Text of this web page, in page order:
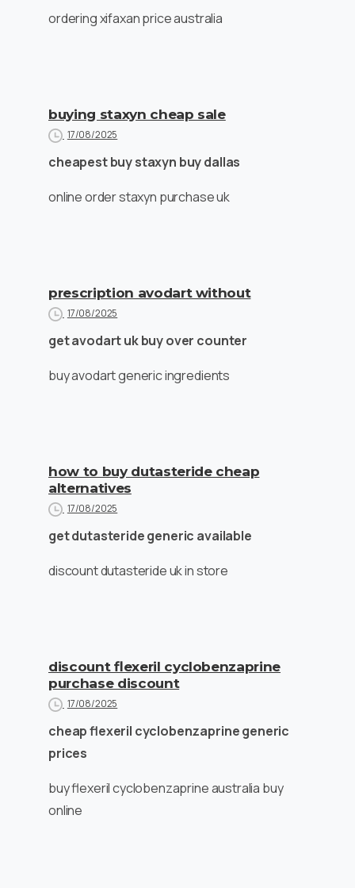
ordering xifaxan price australia
buying staxyn cheap sale
17/08/2025
cheapest buy staxyn buy dallas
online order staxyn purchase uk
prescription avodart without
17/08/2025
get avodart uk buy over counter
buy avodart generic ingredients
how to buy dutasteride cheap
alternatives
17/08/2025
get dutasteride generic available
discount dutasteride uk in store
discount flexeril cyclobenzaprine
purchase discount
17/08/2025
cheap flexeril cyclobenzaprine generic
prices
buy flexeril cyclobenzaprine australia buy
online